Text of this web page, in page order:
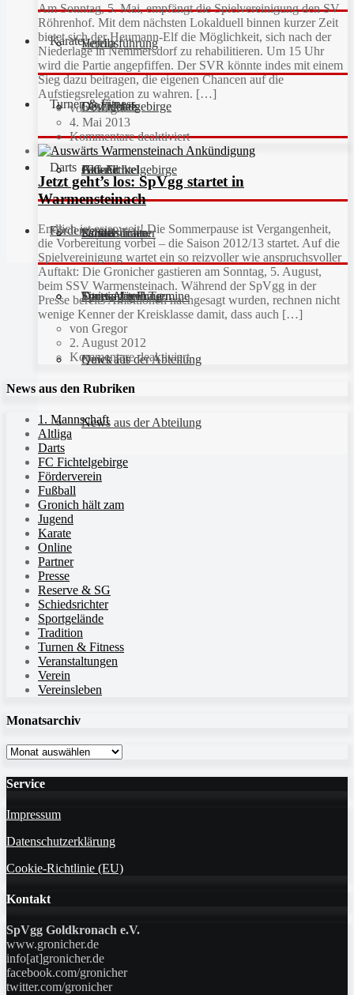
Vereinsführung
Geschichte
Fan-Artikel
Partner
Sportanlagen
Hefdla
Downloads
Galerie
FC Fichtelgebirge
JFG Fichtelgebirge
Schiedsrichter
Karate
Aktuell
Unsere Trainer
Training und Termine
Turnen & Fitness
Kinderturnen
Fitness für Frauen
Quick Fit
News aus der Abteilung
Darts
Darts-Abteilung
News aus der Abteilung
Förderverein
Am Sonntag, 5. Mai, empfängt die Spielvereinigung den SV
Röhrenhof. Mit dem nächsten Lokalduell binnen kurzer Zeit
bietet sich der Heumann-Elf die Möglichkeit, sich nach der
Niederlage in Nemmersdorf zu rehabilitieren. Um 15 Uhr
wird die Partie angepfiffen. Der SVR könnte indes mit einem
Sieg dazu beitragen, die eigenen Chancen auf die
Aufstiegsrelegation zu wahren. […]
von Gregor
4. Mai 2013
Kommentare deaktiviert
Jetzt geht’s los: SpVgg startet in
Warmensteinach
Endlich ist es soweit! Die Sommerpause ist Vergangenheit,
die Vorbereitung vorbei – die Saison 2012/13 startet. Auf die
Spielvereinigung wartet ein so reizvoller wie anspruchsvoller
Auftakt: Die Gronicher gastieren am Sonntag, 5. August,
beim SSV Warmensteinach. Während der SpVgg in der
Presse bereits Ambitionen nachgesagt wurden, rechnen nicht
wenige Kenner der Kreisklasse damit, dass auch […]
von Gregor
2. August 2012
Kommentare deaktiviert
News aus den Rubriken
1. Mannschaft
Altliga
Darts
FC Fichtelgebirge
Förderverein
Fußball
Gronich hält zam
Jugend
Karate
Online
Partner
Presse
Reserve & SG
Schiedsrichter
Sportgelände
Tradition
Turnen & Fitness
Veranstaltungen
Verein
Vereinsleben
Monatsarchiv
Monatsarchiv
Service
Impressum
Datenschutzerklärung
Cookie-Richtlinie (EU)
Kontakt
SpVgg Goldkronach e.V.
www.gronicher.de
info[at]gronicher.de
facebook.com/gronicher
twitter.com/gronicher